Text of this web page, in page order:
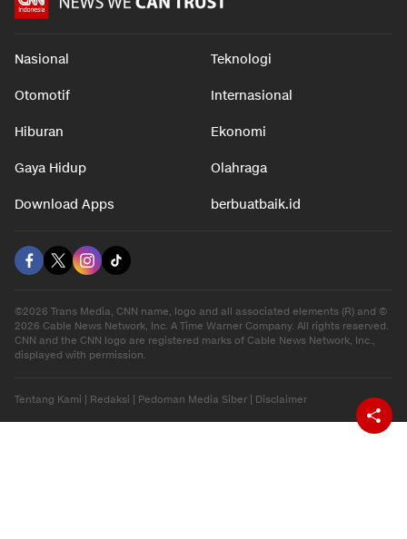
Nasional Teknologi
Otomotif Internasional
Hiburan Ekonomi
Gaya Hidup Olahraga
Download Apps berbuatbaik.id
©2026 Trans Media, CNN name, logo and all associated elements (R) and ©
2026 Cable News Network, Inc. A Time Warner Company. All rights reserved.
CNN and the CNN logo are registered marks of Cable News Network, Inc.,
displayed with permission.
Tentang Kami | Redaksi | Pedoman Media Siber | Disclaimer